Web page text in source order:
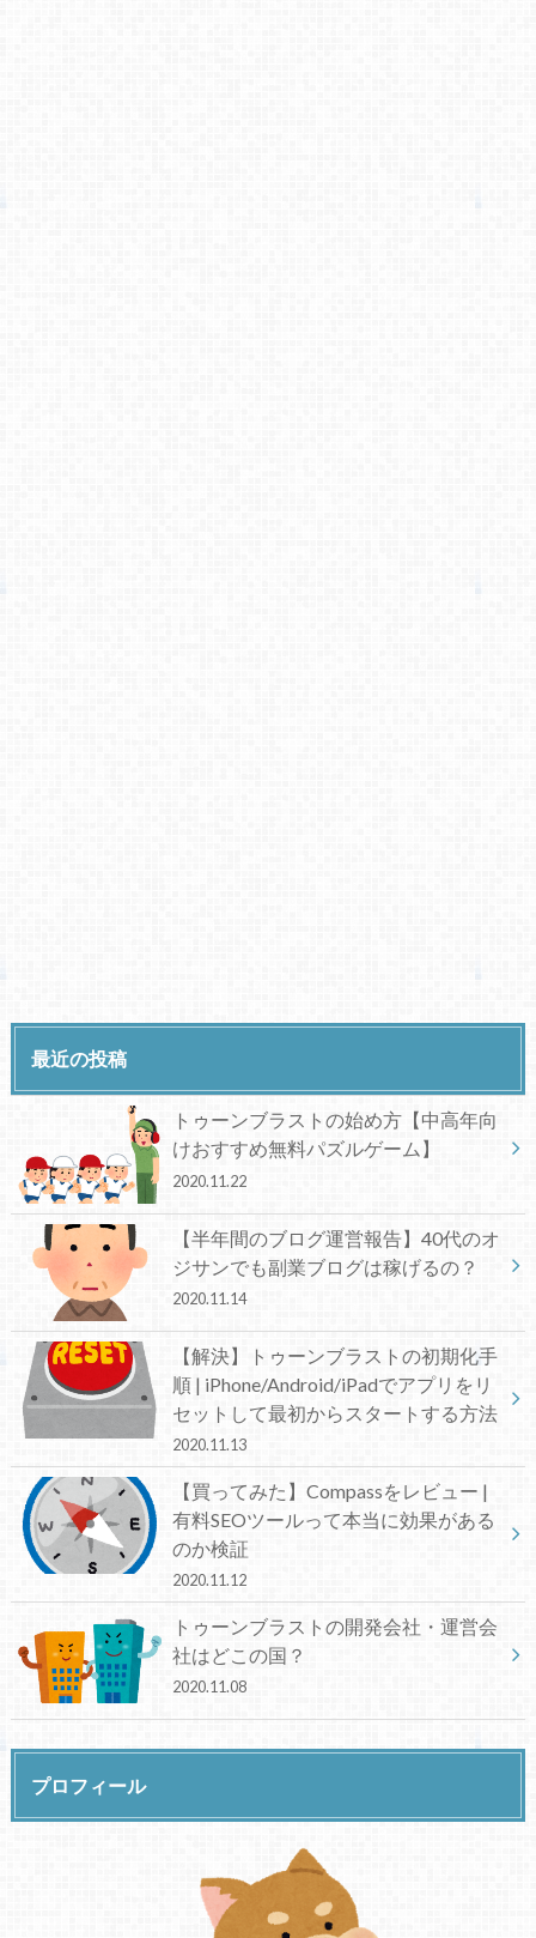
最近の投稿
トゥーンブラストの始め方【中高年向
けおすすめ無料パズルゲーム】
2020.11.22
【半年間のブログ運営報告】40代のオ
ジサンでも副業ブログは稼げるの？
2020.11.14
【解決】トゥーンブラストの初期化手
順 | iPhone/Android/iPadでアプリをリ
セットして最初からスタートする方法
2020.11.13
【買ってみた】Compassをレビュー |
有料SEOツールって本当に効果がある
のか検証
2020.11.12
トゥーンブラストの開発会社・運営会
社はどこの国？
2020.11.08
プロフィール